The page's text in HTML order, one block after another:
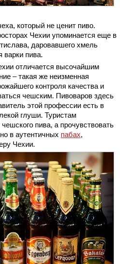
который не ценит пиво.
Чехии упоминается еще в
даровавшего хмель
пива.
отличается высочайшим
– такая же неизменная
контроля качества и
чешским. Пивоваров здесь
этой профессии есть в
глуши. Туристам
пива, а прочувствовать
в аутентичных пабах,
Чехии.